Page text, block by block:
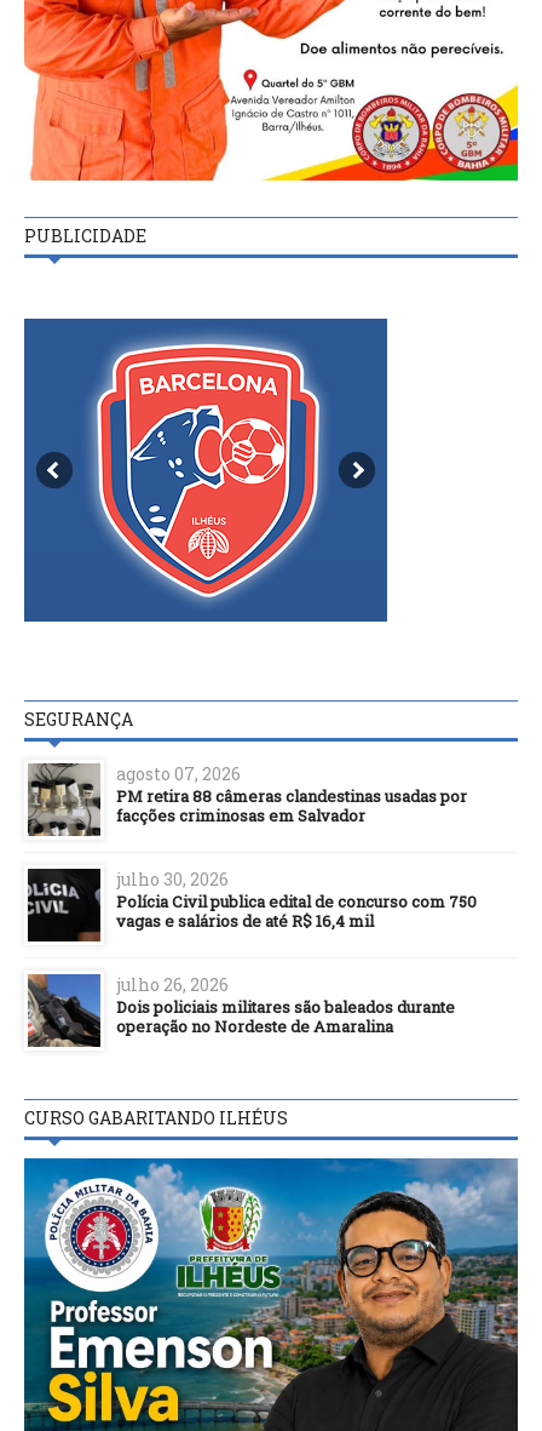
PUBLICIDADE
SEGURANÇA
agosto 07, 2026
PM retira 88 câmeras clandestinas usadas por
facções criminosas em Salvador
julho 30, 2026
Polícia Civil publica edital de concurso com 750
vagas e salários de até R$ 16,4 mil
julho 26, 2026
Dois policiais militares são baleados durante
operação no Nordeste de Amaralina
CURSO GABARITANDO ILHÉUS